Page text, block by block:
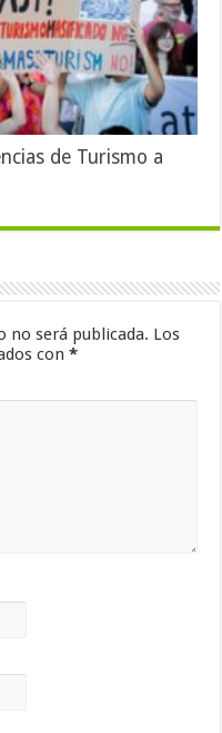
de Turismo a
no será publicada. Los
con*